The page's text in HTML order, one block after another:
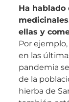
Ha
ellas y
Por
en las
pandemia
de la
hierba de